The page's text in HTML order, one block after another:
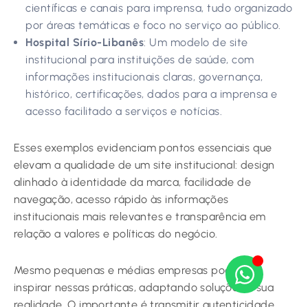
científicas e canais para imprensa, tudo organizado
por áreas temáticas e foco no serviço ao público.
Hospital Sírio-Libanês: Um modelo de site
institucional para instituições de saúde, com
informações institucionais claras, governança,
histórico, certificações, dados para a imprensa e
acesso facilitado a serviços e notícias.
Esses exemplos evidenciam pontos essenciais que
elevam a qualidade de um site institucional: design
alinhado à identidade da marca, facilidade de
navegação, acesso rápido às informações
institucionais mais relevantes e transparência em
relação a valores e políticas do negócio.
Mesmo pequenas e médias empresas podem se
inspirar nessas práticas, adaptando soluções à sua